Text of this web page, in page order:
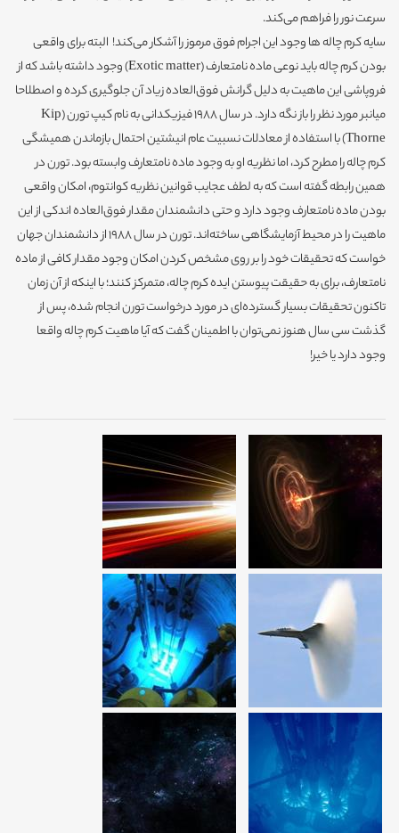
سرعت نور را فراهم می‌کند.
سایه کرم چاله ها وجود این اجرام فوق مرموز را آشکار می‌کند! البته برای واقعی
بودن کرم چاله باید نوعی ماده نامتعارف (Exotic matter) وجود داشته باشد که از
فروپاشی این ماهیت به دلیل گرانش فوق‌العاده زیاد آن جلوگیری کرده و اصطلاحا
میانبر مورد نظر را باز نگه دارد. در سال 1988 فیزیکدانی به نام کیپ تورن (Kip
Thorne) با استفاده از معادلات نسبیت عام انیشتین احتمال بازماندن همیشگی
کرم چاله را مطرح کرد، اما نظریه او به وجود ماده نامتعارف وابسته بود. تورن در
همین رابطه گفته است که به لطف عجایب قوانین نظریه کوانتوم، امکان واقعی
بودن ماده نامتعارف وجود دارد و حتی دانشمندان مقدار فوق‌العاده اندکی از این
ماهیت را در محیط آزمایشگاهی ساخته‌اند. تورن در سال 1988 از دانشمندان جهان
خواست که تحقیقات خود را بر روی مشخص کردن امکان وجود مقدار کافی از ماده
نامتعارف، برای به حقیقت پیوستن ایده کرم چاله، متمرکز کنند؛ با اینکه از آن زمان
تاکنون تحقیقات بسیار گسترده‌ای در مورد درخواست تورن انجام شده، پس از
گذشت سی سال هنوز نمی‌توان با اطمینان گفت که آیا ماهیت کرم چاله واقعا
وجود دارد یا خیر!